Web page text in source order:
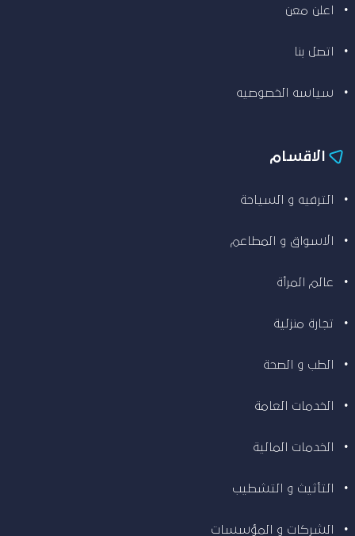
اعلن معن
اتصل بنا
سياسه الخصوصيه
الاقسام
الترفيه و السياحة
الاسواق و المطاعم
عالم المرأة
تجارة منزلية
الطب و الصحة
الخدمات العامة
الخدمات المالية
التأثيث و التشطيب
الشركات و المؤسسات